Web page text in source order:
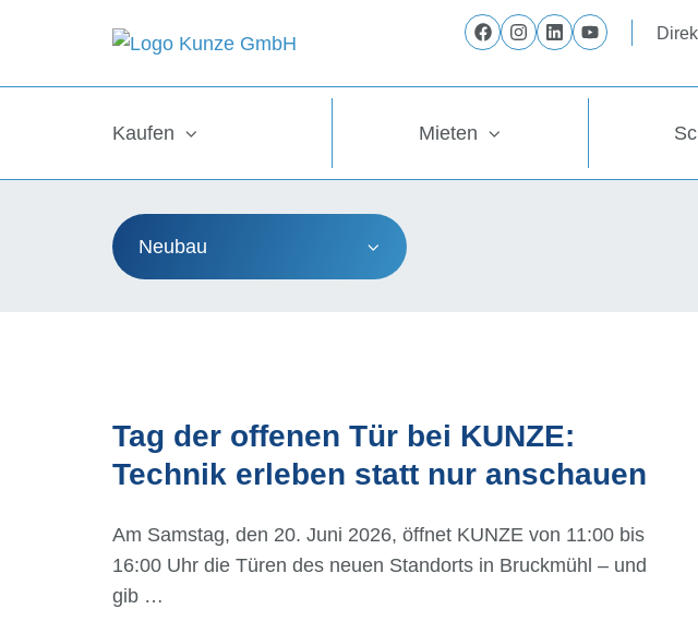
Folge
Facebook
FolgeFolgeFolge
Kaufen Mieten
Neubau
Tag der offenen Tür bei KUNZE:
Technik erleben statt nur anschauen
Am Samstag, den 20. Juni 2026, öffnet KUNZE von 11:00 bis
16:00 Uhr die Türen des neuen Standorts in Bruckmühl – und
gib …